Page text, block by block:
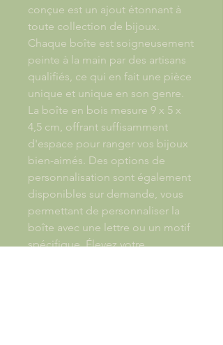
conçue est un ajout étonnant à
toute collection de bijoux.
Chaque boîte est soigneusement
peinte à la main par des artisans
qualifiés, ce qui en fait une pièce
unique et unique en son genre.
La boîte en bois mesure 9 x 5 x
4,5 cm, offrant suffisamment
d'espace pour ranger vos bijoux
bien-aimés. Des options de
personnalisation sont également
disponibles sur demande, vous
permettant de personnaliser la
boîte avec une lettre ou un motif
spécifique. Élevez votre